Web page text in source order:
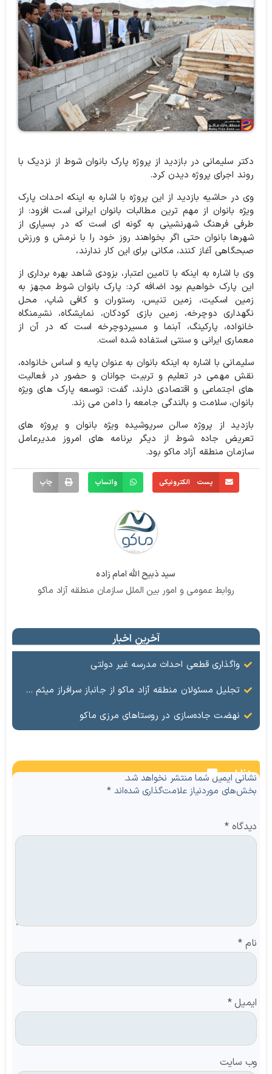
دکتر سلیمانی در بازدید از پروژه پارک بانوان شوط از نزدیک با
روند اجرای پروژه دیدن کرد.
وی در حاشیه بازدید از این پروژه با اشاره به اینکه احداث پارک
ویژه بانوان از مهم ترین مطالبات بانوان ایرانی است افزود: از
طرفی فرهنگ شهرنشینی به گونه ای است که در بسیاری از
شهرها بانوان حتی اگر بخواهند روز خود را با نرمش و ورزش
صبحگاهی آغاز کنند، مکانی برای این کار ندارند،
وی با اشاره به اینکه با تامین اعتبار، بزودی شاهد بهره برداری از
این پارک خواهیم بود اضافه کرد: پارک بانوان شوط مجهز به
زمین اسکیت، زمین تنیس، رستوران و کافی شاپ، محل
نگهداری دوچرخه، زمین بازی کودکان، نمایشگاه، نشیمنگاه
خانواده، پارکینگ، آبنما و مسیردوچرخه است که در آن از
معماری ایرانی و سنتی استفاده شده است.
سلیمانی با اشاره به اینکه بانوان به عنوان پایه و اساس خانواده،
نقش مهمی در تعلیم و تربیت جوانان و حضور در فعالیت
های اجتماعی و اقتصادی دارند، گفت: توسعه پارک های ویژه
بانوان، سلامت و بالندگی جامعه را دامن می زند.
بازدید از پروژه سالن سرپوشیده ویژه بانوان و پروژه های
تعریض جاده شوط از دیگر برنامه های امروز مدیرعامل
سازمان منطقه آزاد ماکو بود.
پست الکترونیکی واتساپ چاپ
سید ذبیح الله امام زاده
روابط عمومی و امور بین الملل سازمان منطقه آزاد ماکو
آخرین اخبار
واگذاری قطعی احداث مدرسه غیر دولتی
تجلیل مسئولان منطقه آزاد ماکو از جانباز سرافراز میثم سلمان‌زاده
نهضت جاده‌سازی در روستاهای مرزی ماکو
نظرات
نشانی ایمیل شما منتشر نخواهد شد.
بخش‌های موردنیاز علامت‌گذاری شده‌اند*
دیدگاه*
نام *
ایمیل*
وب‌ سایت